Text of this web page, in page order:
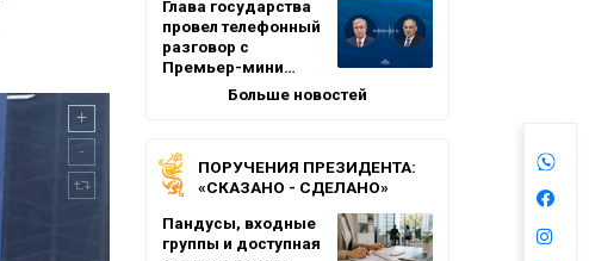
Глава государства
провел телефонный
разговор с
Премьер-мини…
Больше новостей
ПОРУЧЕНИЯ ПРЕЗИДЕНТА:
«СКАЗАНО - СДЕЛАНО»
Пандусы, входные
группы и доступная